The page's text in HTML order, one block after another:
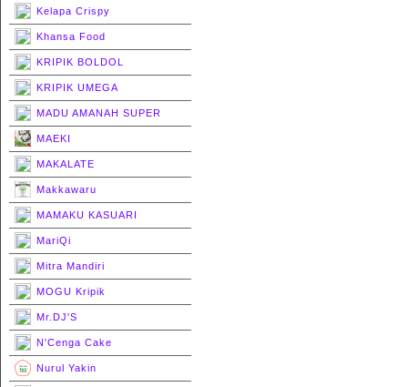
Kelapa Crispy
Khansa Food
KRIPIK BOLDOL
KRIPIK UMEGA
MADU AMANAH SUPER
MAEKI
MAKALATE
Makkawaru
MAMAKU KASUARI
MariQi
Mitra Mandiri
MOGU Kripik
Mr.DJ'S
N'Cenga Cake
Nurul Yakin